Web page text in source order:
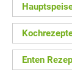
Enten